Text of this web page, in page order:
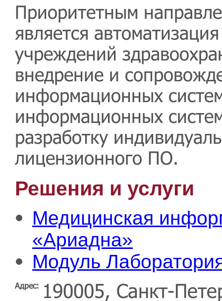
Приоритетным
является
учреждений
внедрение и
информационных
информационных
разработку
лицензионного ПО.
Решения и услуги
Медицинская
«Ариадна»
Модуль
Адрес: 190005, Санкт-